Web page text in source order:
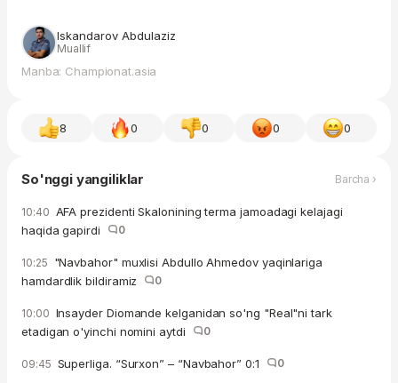
Iskandarov Abdulaziz
Muallif
Manba: Championat.asia
8 0 0 0 0
So'nggi yangiliklar Barcha ›
10:40 AFA prezidenti Skalonining terma jamoadagi kelajagi
haqida gapirdi
0
10:25 "Navbahor" muxlisi Abdullo Ahmedov yaqinlariga
hamdardlik bildiramiz
0
10:00 Insayder Diomande kelganidan so'ng "Real"ni tark
etadigan o'yinchi nomini aytdi
0
09:45 Superliga. “Surxon” – “Navbahor” 0:1 0